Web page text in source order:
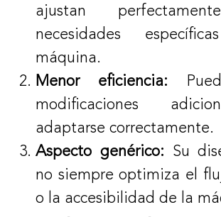
ajustan
necesidades
máquina.
Menor eficiencia:
modificaciones
adaptarse correctamente.
Aspecto genérico: Su
no siempre optimiza el
o la accesibilidad de la